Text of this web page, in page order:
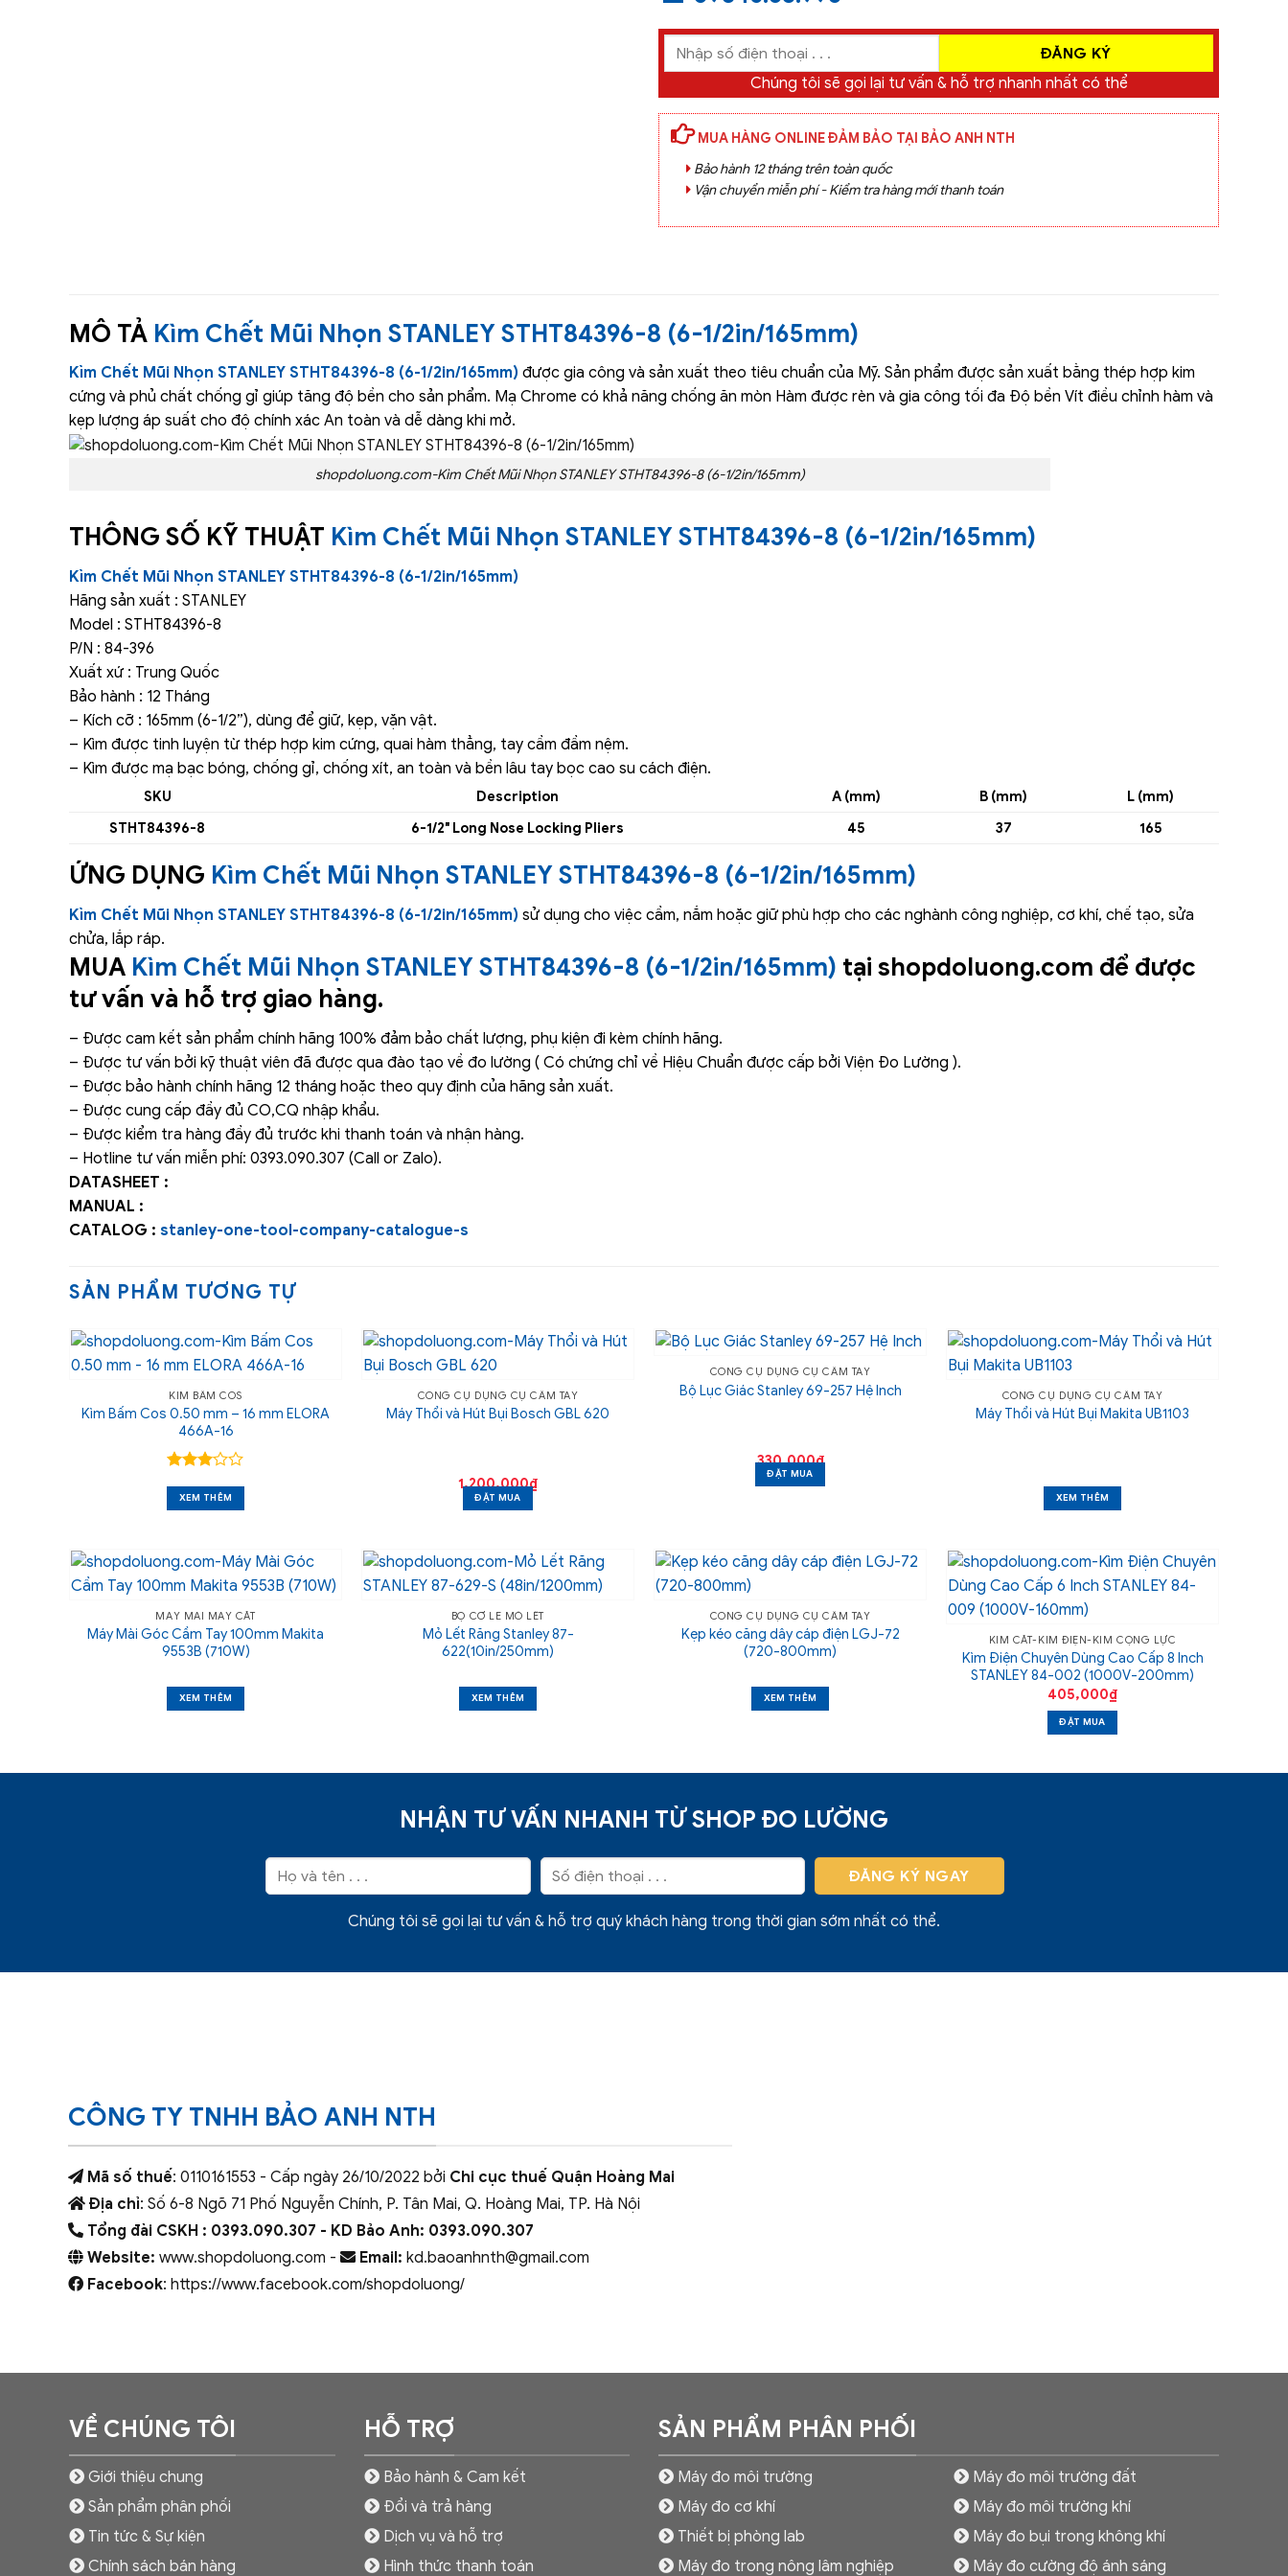
Chúng tôi sẽ gọi lại tư vấn & hỗ trợ nhanh nhất có thể
MUA HÀNG ONLINE ĐẢM BẢO TẠI BẢO ANH NTH
Bảo hành 12 tháng trên toàn quốc
Vận chuyển miễn phí - Kiểm tra hàng mới thanh toán
MÔ TẢ Kìm Chết Mũi Nhọn STANLEY STHT84396-8 (6-1/2in/165mm)
Kìm Chết Mũi Nhọn STANLEY STHT84396-8 (6-1/2in/165mm) được gia công và sản xuất theo tiêu chuẩn của Mỹ. Sản phẩm được sản xuất bằng thép hợp kim
cứng và phủ chất chống gỉ giúp tăng độ bền cho sản phẩm. Mạ Chrome có khả năng chống ăn mòn Hàm được rèn và gia công tối đa Độ bền Vít điều chỉnh hàm và
kẹp lượng áp suất cho độ chính xác An toàn và dễ dàng khi mở.
shopdoluong.com-Kìm Chết Mũi Nhọn STANLEY STHT84396-8 (6-1/2in/165mm)
THÔNG SỐ KỸ THUẬT Kìm Chết Mũi Nhọn STANLEY STHT84396-8 (6-1/2in/165mm)
Kìm Chết Mũi Nhọn STANLEY STHT84396-8 (6-1/2in/165mm)
Hãng sản xuất : STANLEY
Model : STHT84396-8
P/N : 84-396
Xuất xứ : Trung Quốc
Bảo hành : 12 Tháng
– Kích cỡ : 165mm (6-1/2”), dùng để giữ, kẹp, vặn vật.
– Kìm được tinh luyện từ thép hợp kim cứng, quai hàm thẳng, tay cầm đầm nệm.
– Kìm được mạ bạc bóng, chống gỉ, chống xít, an toàn và bền lâu tay bọc cao su cách điện.
SKU Description A (mm) B (mm)
L (mm)
STHT84396-8
6-1/2″ Long Nose Locking Pliers 45 37 165
ỨNG DỤNG Kìm Chết Mũi Nhọn STANLEY STHT84396-8 (6-1/2in/165mm)
Kìm Chết Mũi Nhọn STANLEY STHT84396-8 (6-1/2in/165mm) sử dụng cho việc cầm, nắm hoặc giữ phù hợp cho các nghành công nghiệp, cơ khí, chế tạo, sửa
chửa, lắp ráp.
MUA Kìm Chết Mũi Nhọn STANLEY STHT84396-8 (6-1/2in/165mm) tại shopdoluong.com để được
tư vấn và hỗ trợ giao hàng.
– Được cam kết sản phẩm chính hãng 100% đảm bảo chất lượng, phụ kiện đi kèm chính hãng.
– Được tư vấn bởi kỹ thuật viên đã được qua đào tạo về đo lường ( Có chứng chỉ về Hiệu Chuẩn được cấp bởi Viện Đo Lường ).
– Được bảo hành chính hãng 12 tháng hoặc theo quy định của hãng sản xuất.
– Được cung cấp đầy đủ CO,CQ nhập khẩu.
– Được kiểm tra hàng đầy đủ trước khi thanh toán và nhận hàng.
– Hotline tư vấn miễn phí: 0393.090.307 (Call or Zalo).
DATASHEET :
MANUAL :
CATALOG : stanley-one-tool-company-catalogue-s
SẢN PHẨM TƯƠNG TỰ
KÌM BẤM COS
Kìm Bấm Cos 0.50 mm – 16 mm ELORA
466A-16
xếp
hạng3
XEM THÊM
CÔNG CỤ DỤNG CỤ CẦM TAY
Máy Thổi và Hút Bụi Bosch GBL 620
1,200,000₫
ĐẶT MUA
CÔNG CỤ DỤNG CỤ CẦM TAY
Bộ Lục Giác Stanley 69-257 Hệ Inch
330,000₫
ĐẶT MUA
CÔNG CỤ DỤNG CỤ CẦM TAY
Máy Thổi và Hút Bụi Makita UB1103
XEM THÊM
MÁY MÀI MÁY CẮT
Máy Mài Góc Cầm Tay 100mm Makita
9553B (710W)
XEM THÊM
BỘ CỜ LÊ MỎ LẾT
Mỏ Lết Răng Stanley 87-
622(10in/250mm)
XEM THÊM
CÔNG CỤ DỤNG CỤ CẦM TAY
Kẹp kéo căng dây cáp điện LGJ-72
(720-800mm)
XEM THÊM
KÌM CẮT-KÌM ĐIỆN-KÌM CỘNG LỰC
Kìm Điện Chuyên Dùng Cao Cấp 8 Inch
STANLEY 84-002 (1000V-200mm)
405,000₫
ĐẶT MUA
NHẬN TƯ VẤN NHANH TỪ SHOP ĐO LƯỜNG
Chúng tôi sẽ gọi lại tư vấn & hỗ trợ quý khách hàng trong thời gian sớm nhất có thể.
CÔNG TY TNHH BẢO ANH NTH
Mã số thuế: 0110161553 - Cấp ngày 26/10/2022 bởi Chi cục thuế Quận Hoàng Mai
Địa chỉ: Số 6-8 Ngõ 71 Phố Nguyễn Chính, P. Tân Mai, Q. Hoàng Mai, TP. Hà Nội
Tổng đài CSKH : 0393.090.307 - KD Bảo Anh: 0393.090.307
Website: www.shopdoluong.com - Email: kd.baoanhnth@gmail.com
Facebook: https://www.facebook.com/shopdoluong/
VỀ CHÚNG TÔI
Giới thiệu chung
Sản phẩm phân phối
Tin tức & Sự kiện
Chính sách bán hàng
HỖ TRỢ
Bảo hành & Cam kết
Đổi và trả hàng
Dịch vụ và hỗ trợ
Hình thức thanh toán
SẢN PHẨM PHÂN PHỐI
Máy đo môi trường
Máy đo cơ khí
Thiết bị phòng lab
Máy đo trong nông lâm nghiệp
Máy đo môi trường đất
Máy đo môi trường khí
Máy đo bụi trong không khí
Máy đo cường độ ánh sáng